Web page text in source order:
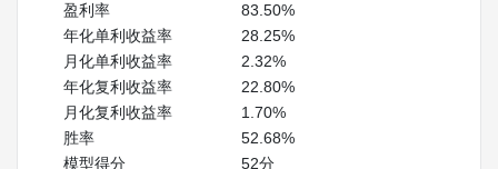
盈利率 83.50%
年化单利收益率
28.25%
月化单利收益率
2.32%
年化复利收益率
22.80%
月化复利收益率
1.70%
胜率
52.68%
模型得分
52分